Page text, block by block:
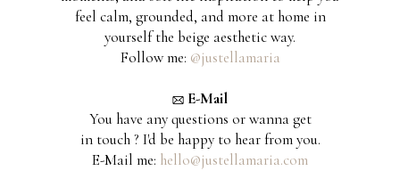
feel calm, grounded, and more at home in
yourself the beige aesthetic way.
Follow me: @justellamaria
E-Mail
You have any questions or wanna get
in touch ? I'd be happy to hear from you.
E-Mail me: hello@justellamaria.com